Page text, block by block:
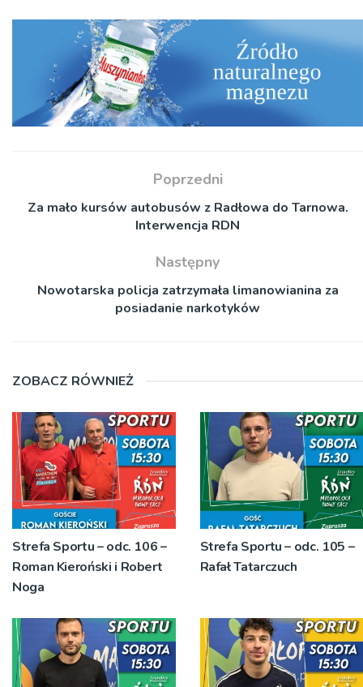
Poprzedni
Za mało kursów autobusów z Radłowa do Tarnowa.
Interwencja RDN
Następny
Nowotarska policja zatrzymała limanowianina za
posiadanie narkotyków
ZOBACZ RÓWNIEŻ
Strefa Sportu – odc. 106 –
Roman Kieroński i Robert
Noga
Strefa Sportu – odc. 105 –
Rafał Tatarczuch